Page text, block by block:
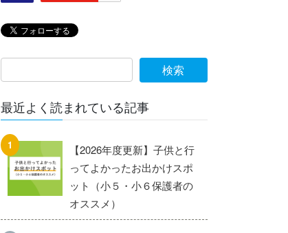
最近よく読まれている記事
【2026年度更新】子供と行
ってよかったお出かけスポ
ット（小５・小６保護者の
オススメ）